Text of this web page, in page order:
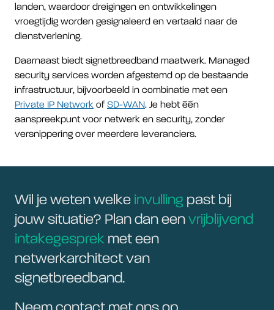
landen, waardoor dreigingen en ontwikkelingen
vroegtijdig worden gesignaleerd en vertaald naar de
dienstverlening.
Daarnaast biedt signetbreedband maatwerk. Managed
security services worden afgestemd op de bestaande
infrastructuur, bijvoorbeeld in combinatie met een
Private IP Network of SD-WAN. Je hebt één
aanspreekpunt voor netwerk en security, zonder
versnippering over meerdere leveranciers.
Wil je weten welke invulling past bij
jouw situatie? Plan dan een vrijblijvend
intakegesprek met een
netwerkarchitect van
signetbreedband.